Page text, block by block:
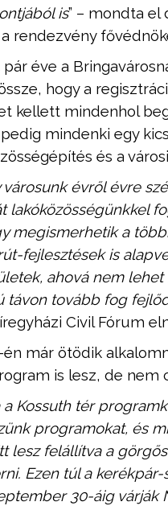
is” – mondta el
rendezvény
éve a
hogy a
kellett mindenhol
mindenki egy
és a
évről évre
lakóközösségünkkel
megismerhetik a
fejlesztések is
ahová nem
távon tovább fog
Civil Fórum
már ötödik
is lesz, de nem
a Kossuth tér
programokat, és
lesz felállítva a
Ezen túl a
30-áig várják